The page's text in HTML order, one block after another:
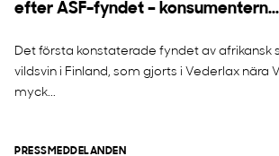
efter ASF-fyndet – konsumentern...
Det första konstaterade fyndet av afrikansk
vildsvin i Finland, som gjorts i Vederlax nära
myck...
PRESSMEDDELANDEN